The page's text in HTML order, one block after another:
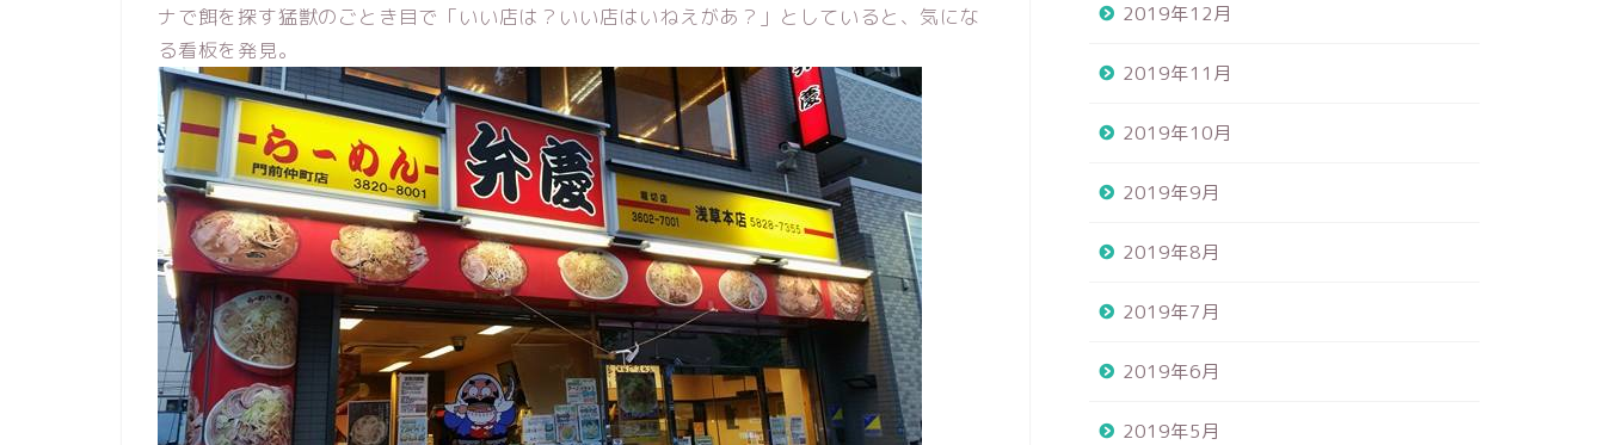
ナで餌を探す猛獣のごとき目で「いい店は？いい店はいねえがあ？」としていると、気にな
る看板を発見。
2019年12月
2019年11月
2019年10月
2019年9月
2019年8月
2019年7月
2019年6月
2019年5月